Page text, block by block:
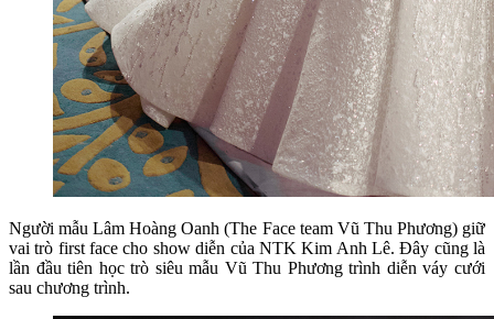
Người mẫu Lâm Hoàng Oanh (The Face team Vũ Thu Phương) giữ
vai trò first face cho show diễn của NTK Kim Anh Lê. Đây cũng là
lần đầu tiên học trò siêu mẫu Vũ Thu Phương trình diễn váy cưới
sau chương trình.